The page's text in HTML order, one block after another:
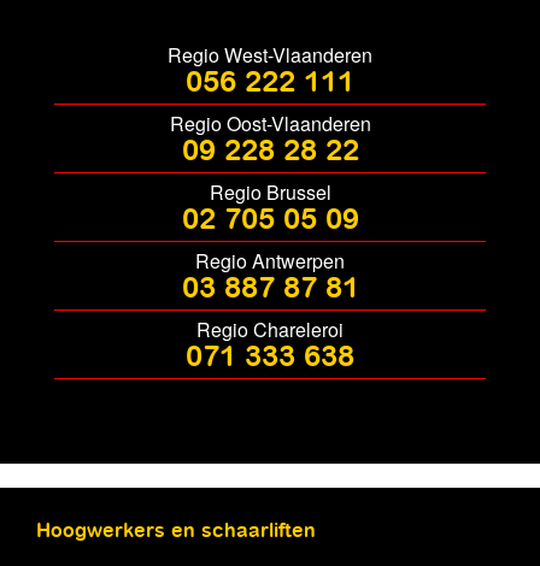
Regio West-Vlaanderen
056 222 111
Regio Oost-Vlaanderen
09 228 28 22
Regio Brussel
02 705 05 09
Regio Antwerpen
03 887 87 81
Regio Chareleroi
071 333 638
Hoogwerkers en schaarliften